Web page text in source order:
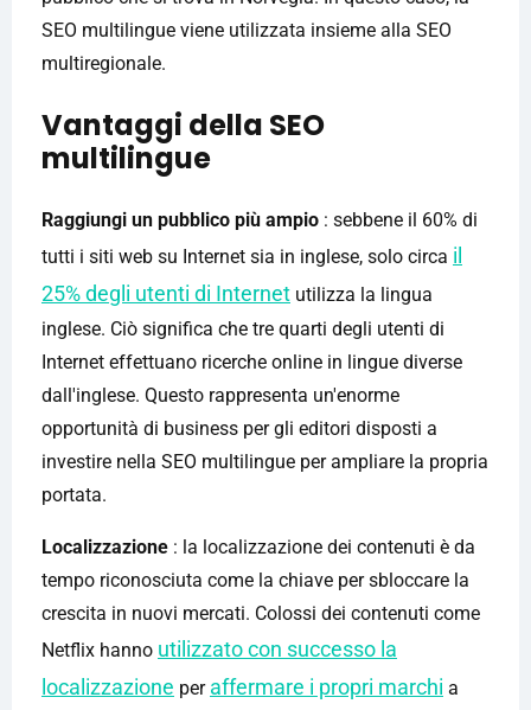
SEO multilingue viene utilizzata insieme alla SEO
multiregionale.
Vantaggi della SEO
multilingue
Raggiungi un pubblico più ampio : sebbene il 60% di
tutti i siti web su Internet sia in inglese, solo circa il
25% degli utenti di Internet utilizza la lingua
inglese. Ciò significa che tre quarti degli utenti di
Internet effettuano ricerche online in lingue diverse
dall'inglese. Questo rappresenta un'enorme
opportunità di business per gli editori disposti a
investire nella SEO multilingue per ampliare la propria
portata.
Localizzazione : la localizzazione dei contenuti è da
tempo riconosciuta come la chiave per sbloccare la
crescita in nuovi mercati. Colossi dei contenuti come
Netflix hanno utilizzato con successo la
localizzazione per affermare i propri marchi a